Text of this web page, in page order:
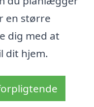
en større
dig med at
dit hjem.